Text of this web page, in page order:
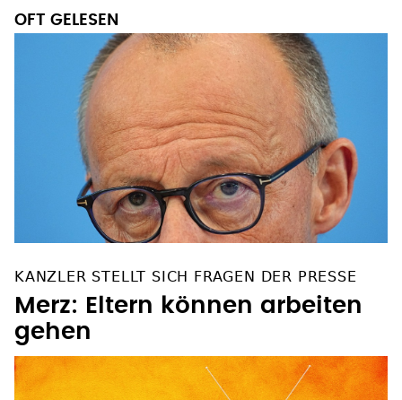
OFT GELESEN
KANZLER STELLT SICH FRAGEN DER PRESSE
Merz: Eltern können arbeiten
gehen